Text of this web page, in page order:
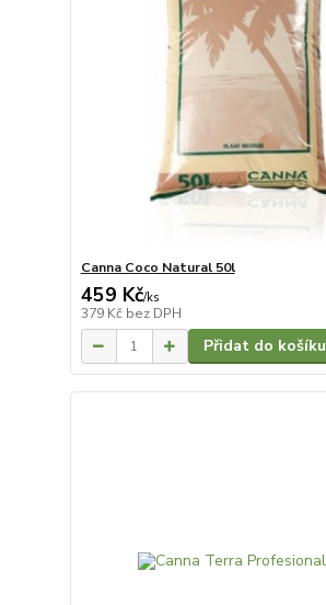
Canna Coco Natural 50l
459 Kč/ks
379 Kč bez DPH
Přidat do košíku